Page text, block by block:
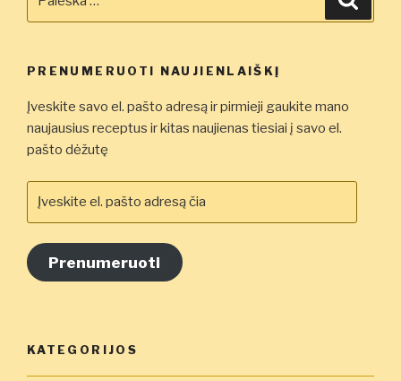
PRENUMERUOTI NAUJIENLAIŠKĮ
Įveskite savo el. pašto adresą ir pirmieji gaukite mano
naujausius receptus ir kitas naujienas tiesiai į savo el.
pašto dėžutę
el.
adresą
čia
Prenumeruoti
KATEGORIJOS